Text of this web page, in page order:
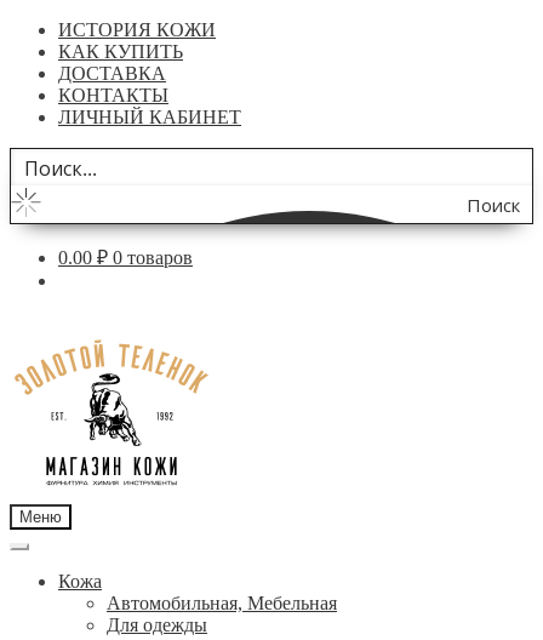
ИСТОРИЯ КОЖИ
КАК КУПИТЬ
ДОСТАВКА
КОНТАКТЫ
ЛИЧНЫЙ КАБИНЕТ
Поиск
по
0.00 ₽ 0 товаров
навигации
содержимому
Меню
Кожа
Автомобильная, Мебельная
Для одежды